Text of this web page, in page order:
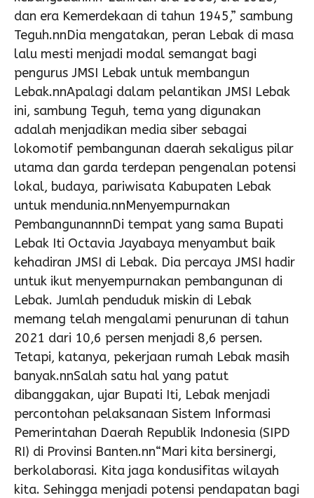
dan era Kemerdekaan di tahun 1945,” sambung
Teguh.nnDia mengatakan, peran Lebak di masa
lalu mesti menjadi modal semangat bagi
pengurus JMSI Lebak untuk membangun
Lebak.nnApalagi dalam pelantikan JMSI Lebak
ini, sambung Teguh, tema yang digunakan
adalah menjadikan media siber sebagai
lokomotif pembangunan daerah sekaligus pilar
utama dan garda terdepan pengenalan potensi
lokal, budaya, pariwisata Kabupaten Lebak
untuk mendunia.nnMenyempurnakan
PembangunannnDi tempat yang sama Bupati
Lebak Iti Octavia Jayabaya menyambut baik
kehadiran JMSI di Lebak. Dia percaya JMSI hadir
untuk ikut menyempurnakan pembangunan di
Lebak. Jumlah penduduk miskin di Lebak
memang telah mengalami penurunan di tahun
2021 dari 10,6 persen menjadi 8,6 persen.
Tetapi, katanya, pekerjaan rumah Lebak masih
banyak.nnSalah satu hal yang patut
dibanggakan, ujar Bupati Iti, Lebak menjadi
percontohan pelaksanaan Sistem Informasi
Pemerintahan Daerah Republik Indonesia (SIPD
RI) di Provinsi Banten.nn“Mari kita bersinergi,
berkolaborasi. Kita jaga kondusifitas wilayah
kita. Sehingga menjadi potensi pendapatan bagi